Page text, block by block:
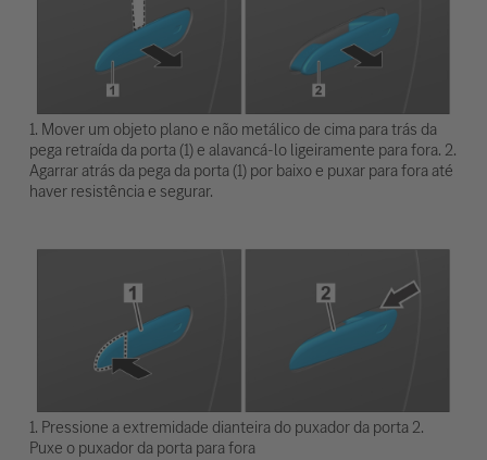
1. Mover um objeto plano e não metálico de cima para trás da
pega retraída da porta (1) e alavancá-lo ligeiramente para fora. 2.
Agarrar atrás da pega da porta (1) por baixo e puxar para fora até
haver resistência e segurar.
1. Pressione a extremidade dianteira do puxador da porta 2.
Puxe o puxador da porta para fora